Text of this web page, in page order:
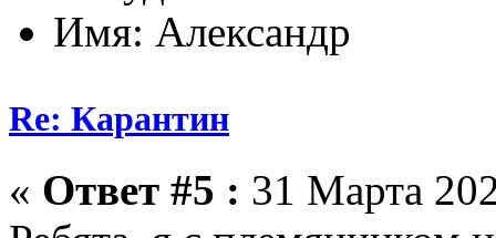
Имя: Александр
Re: Карантин
« Ответ #5 : 31 Марта